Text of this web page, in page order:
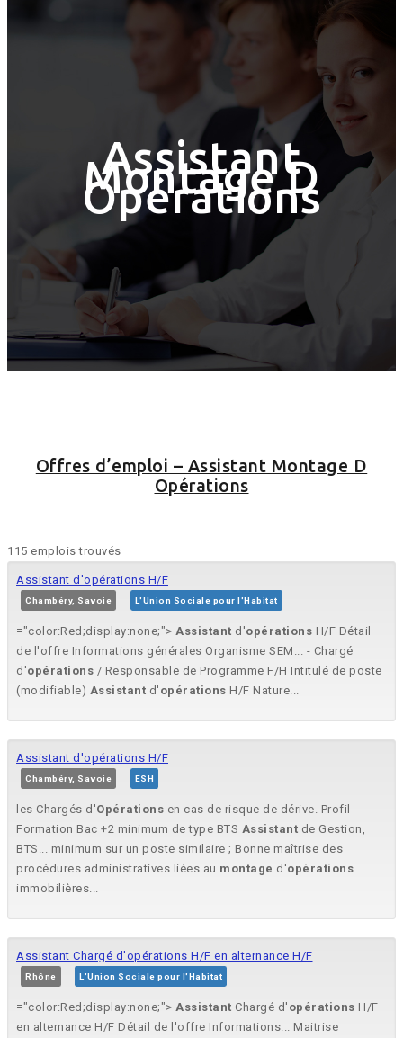
Assistant
Montage D
Opérations
Offres d’emploi – Assistant Montage D
Opérations
115 emplois trouvés
Assistant d'opérations H/F
Chambéry, Savoie L'Union Sociale pour l'Habitat
="color:Red;display:none;"> Assistant d'opérations H/F Détail
de l'offre Informations générales Organisme SEM... - Chargé
d'opérations / Responsable de Programme F/H Intitulé de poste
(modifiable) Assistant d' opérations H/F Nature...
Assistant d'opérations H/F
Chambéry, Savoie ESH
les Chargés d'Opérations en cas de risque de dérive. Profil
Formation Bac +2 minimum de type BTS Assistant de Gestion,
BTS... minimum sur un poste similaire ; Bonne maîtrise des
procédures administratives liées au montage d'opérations
immobilières...
Assistant Chargé d'opérations H/F en alternance H/F
Rhône L'Union Sociale pour l'Habitat
="color:Red;display:none;"> Assistant Chargé d' opérations H/F
en alternance H/F Détail de l'offre Informations... Maitrise